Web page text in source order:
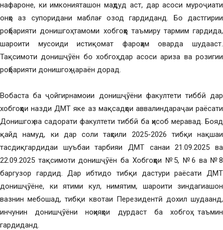
нафароне, ки имконияташон маҳдуд аст, дар асоси муроҷиати
онҳо аз супоридани маблағ озод гардиданд. Бо дастгирии
роҳбарияти донишгоҳ тамоми хобгоҳҳо таъмиру тармим гардида,
шароити мусоиди истиқомат фароҳам оварда шудааст.
Тақсимоти донишҷӯён бо хобгоҳ дар асоси ариза ва розигии
роҳбарияти донишгоҳ ҷараён дорад.
Вобаста ба ҷойгирнамоии донишҷӯёни факултети тиббӣ дар
хобгоҳҳои назди ДМТ яке аз мақсадҳои аввалиндараҷаи раёсати
Донишгоҳ ва садорати факултети тиббӣ ба ҳисоб меравад. Бояд
қайд намуд, ки дар соли таҳсили 2025-2026 тибқи нақшаи
тасдиқгардидаи шуъбаи тарбияи ДМТ санаи 21.09.2025 ва
22.09.2025 тақсимоти донишҷӯён ба Хобгоҳҳои №5, №6 ва №8
баргузор гардид. Дар ибтидо тибқи дастури раёсати ДМТ
донишҷӯёне, ки ятими кул, нимятим, шароити зиндагиашон
вазнин мебошад, тибқи квотаи Перезидентӣ дохил шудаанд,
инчунин донишҷӯёни ноҳияҳои дурдаст ба хобгоҳ таъмин
гардиданд.